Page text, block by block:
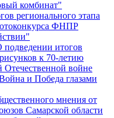
комбинат"
регионального этапа
ФНПР
итогов
к 70-летию
войне
и Победа глазами
мнения от
Самарской области